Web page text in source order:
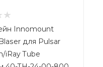
Innomount
для Pulsar
iRay Tube